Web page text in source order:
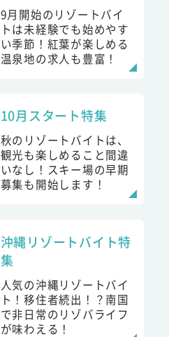
9月開始のリゾートバイ
トは未経験でも始めやす
い季節！紅葉が楽しめる
温泉地の求人も豊富！
10月スタート特集
秋のリゾートバイトは、
観光も楽しめること間違
いなし！スキー場の早期
募集も開始します！
沖縄リゾートバイト特
集
人気の沖縄リゾートバイ
ト！移住者続出！？南国
で非日常のリゾバライフ
が味わえる！